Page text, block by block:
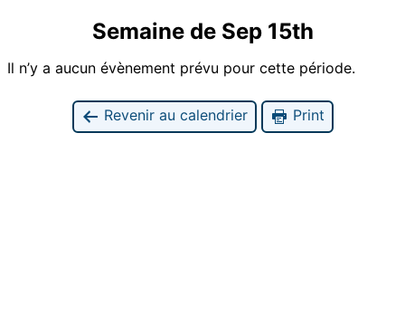
Semaine de Sep 15th
Il n’y a aucun évènement prévu pour cette période.
Revenir au calendrier Print